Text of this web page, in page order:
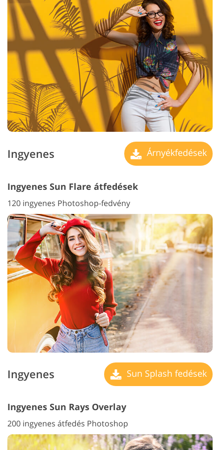
Ingyenes Árnyékfedések
Ingyenes Sun Flare átfedések
120 ingyenes Photoshop-fedvény
Ingyenes Sun Splash fedések
Ingyenes Sun Rays Overlay
200 ingyenes átfedés Photoshop